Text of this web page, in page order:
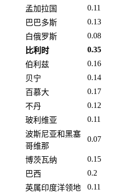
孟加拉国
0.11
巴巴多斯
0.13
白俄罗斯
0.08
比利时
0.35
伯利兹
0.16
贝宁
0.14
百慕大
0.17
不丹
0.12
玻利维亚
0.11
波斯尼亚和黑塞
哥维那
0.07
博茨瓦纳 0.15
巴西
0.2
英属印度洋领地
0.11